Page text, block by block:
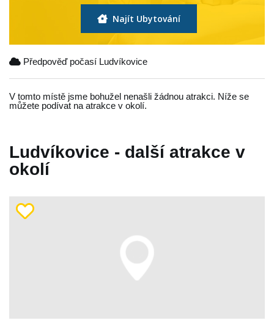
Najít Ubytování
Předpověď počasí Ludvíkovice
V tomto místě jsme bohužel nenašli žádnou atrakci. Níže se
můžete podívat na atrakce v okolí.
Ludvíkovice - další atrakce v
okolí